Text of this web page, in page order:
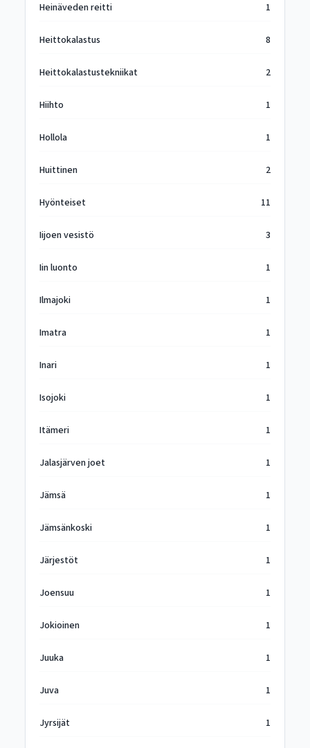
Heinäveden reitti 1
Heittokalastus 8
Heittokalastustekniikat 2
Hiihto 1
Hollola 1
Huittinen 2
Hyönteiset 11
Iijoen vesistö 3
Iin luonto 1
Ilmajoki 1
Imatra 1
Inari 1
Isojoki 1
Itämeri 1
Jalasjärven joet 1
Jämsä 1
Jämsänkoski 1
Järjestöt 1
Joensuu 1
Jokioinen 1
Juuka 1
Juva 1
Jyrsijät 1